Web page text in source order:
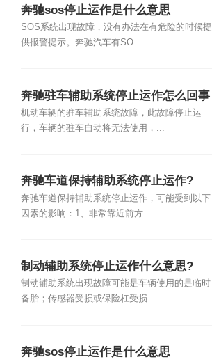
奔驰sos停止运作是什么意思
SOS系统出现故障，没有办法在有危险的时候提
供报警提示。奔驰汽车有SO...
奔驰驻车辅助系统停止运作怎么回事
机动车辆的驻车辅助系统故障，此故障停止运
行，车辆的驻车自动将无法使用，...
奔驰车道保持辅助系统停止运作?
奔驰车道保持辅助系统停止运作，可能受到以下
因素的影响：1、非常靠近前方...
制动辅助系统停止运作什么意思?
制动辅助系统出现故障可能是车辆使用的是临时
备胎；传感器受损或保险杠受损...
奔驰sos停止运作是什么意思